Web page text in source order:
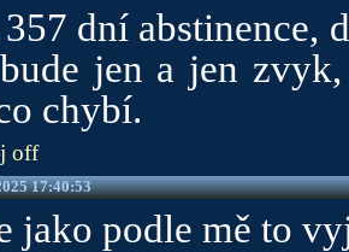
dní abstinence,
jen a jen
chybí.
off
17:40:53
jako podle mě to